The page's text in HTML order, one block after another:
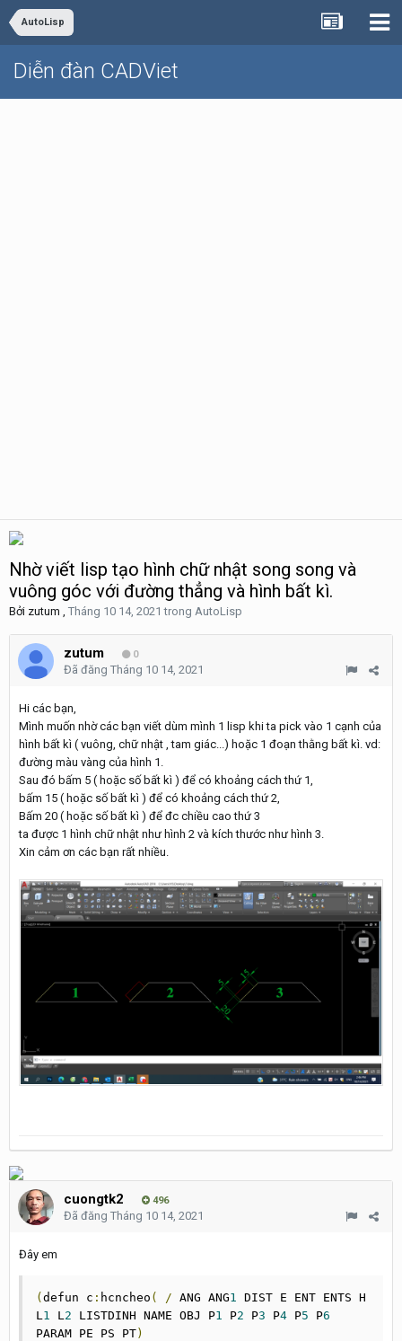
AutoLisp
Diễn đàn CADViet
Nhờ viết lisp tạo hình chữ nhật song song và
vuông góc với đường thẳng và hình bất kì.
Bởi zutum , Tháng 10 14, 2021trong AutoLisp
zutum 0
Đã đăng Tháng 10 14, 2021
Hi các bạn,
Mình muốn nhờ các bạn viết dùm mình 1 lisp khi ta pick vào 1 cạnh của
hình bất kì ( vuông, chữ nhật , tam giác...) hoặc 1 đoạn thằng bất kì. vd:
đường màu vàng của hình 1.
Sau đó bấm 5 ( hoặc số bất kì ) để có khoảng cách thứ 1,
bấm 15 ( hoặc số bất kì ) để có khoảng cách thứ 2,
Bấm 20 ( hoặc số bất kì ) để đc chiều cao thứ 3
ta được 1 hình chữ nhật như hình 2 và kích thước như hình 3.
Xin cảm ơn các bạn rất nhiều.
cuongtk2 496
Đã đăng Tháng 10 14, 2021
Đây em
( defun c : hcncheo ( / ANG ANG1 DIST E ENT ENTS H
L1 L2 LISTDINH NAME OBJ P1 P2 P3 P4 P5 P6
PARAM PE PS PT)